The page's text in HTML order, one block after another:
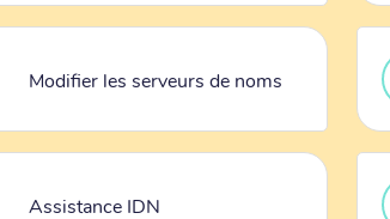
Modifier les serveurs de noms
Assistance IDN